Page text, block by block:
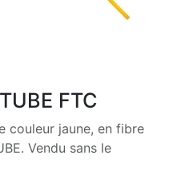
FTC
couleur jaune, en fibre
Vendu sans le